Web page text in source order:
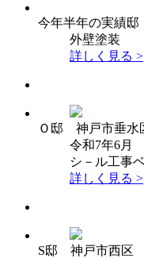
今年半年の実績
外壁塗装
詳しく見る >
Ｏ邸 神戸市垂水
令和7年6月
シ－ル工事
詳しく見る >
S邸 神戸市西区